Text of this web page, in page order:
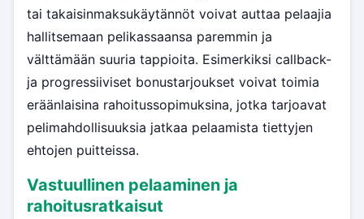
tai takaisinmaksukäytännöt voivat auttaa pelaajia
hallitsemaan pelikassaansa paremmin ja
välttämään suuria tappioita. Esimerkiksi callback-
ja progressiiviset bonustarjoukset voivat toimia
eräänlaisina rahoitussopimuksina, jotka tarjoavat
pelimahdollisuuksia jatkaa pelaamista tiettyjen
ehtojen puitteissa.
Vastuullinen pelaaminen ja
rahoitusratkaisut